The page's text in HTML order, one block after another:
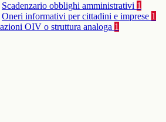
Scadenzario obblighi amministrativi 1
Oneri informativi per cittadini e imprese 1
OIV o struttura analoga 1